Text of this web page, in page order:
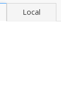
Local